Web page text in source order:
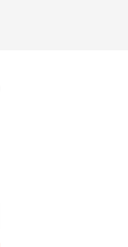
なります。各自